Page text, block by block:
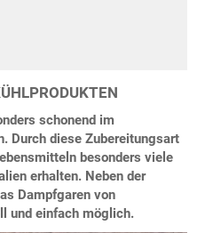
schonend im
Durch diese Zubereitungsart
besonders viele
erhalten. Neben der
Dampfgaren von
und einfach möglich.